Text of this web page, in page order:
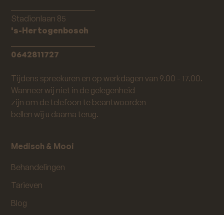
Stadionlaan 85
's-Hertogenbosch
0642811727
Tijdens spreekuren en op werkdagen van 9.00 - 17.00.
Wanneer wij niet in de gelegenheid
zijn om de telefoon te beantwoorden
bellen wij u daarna terug.
Medisch & Mooi
Behandelingen
Tarieven
Blog